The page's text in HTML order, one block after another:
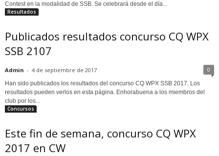
Contest en la modalidad de SSB. Se celebrará desde el día...
Resultados
Publicados resultados concurso CQ WPX
SSB 2107
Admin - 4 de septiembre de 2017 0
Han sido publicados los resultados del concurso CQ WPX SSB 2017. Los
resultados pueden verlos en esta página. Enhorabuena a los miembros del
club por los...
Concursos
Este fin de semana, concurso CQ WPX
2017 en CW